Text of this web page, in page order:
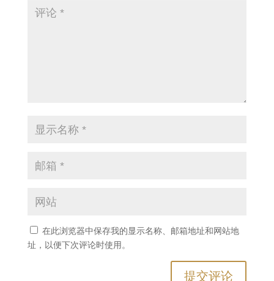
在此浏览器中保存我的显示名称、邮箱地址和网站地
址，以便下次评论时使用。